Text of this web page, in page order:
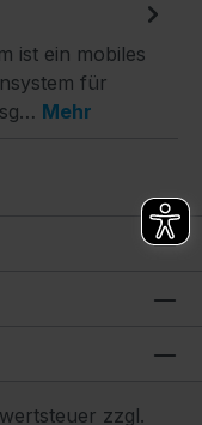
ist ein mobiles
für
Mehr
zzgl.